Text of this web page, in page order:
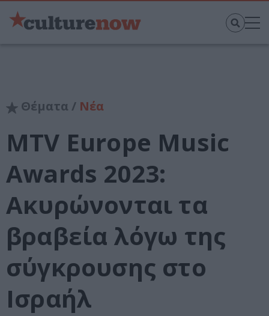
Θέματα / Νέα
MTV Europe Music
Awards 2023:
Ακυρώνονται τα
βραβεία λόγω της
σύγκρουσης στο
Ισραήλ